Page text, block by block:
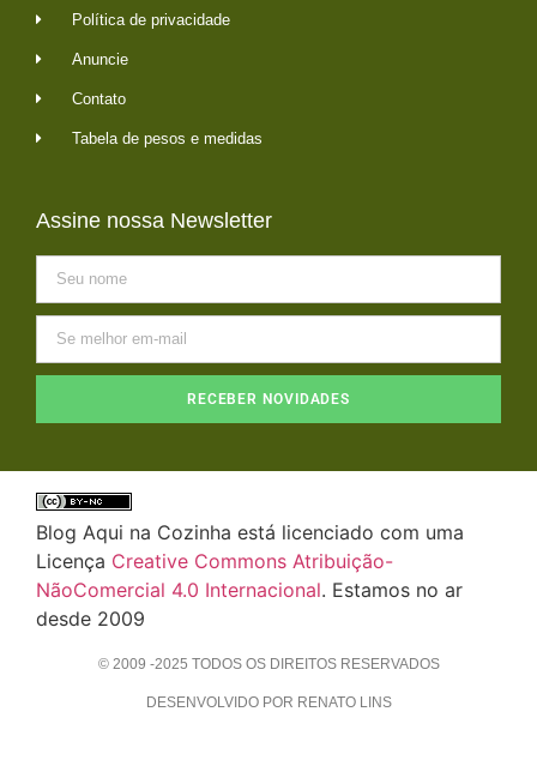
Política de privacidade
Anuncie
Contato
Tabela de pesos e medidas
Assine nossa Newsletter
RECEBER NOVIDADES
Blog Aqui na Cozinha está licenciado com uma
Licença Creative Commons Atribuição-
NãoComercial 4.0 Internacional. Estamos no ar
desde 2009
© 2009 -2025 TODOS OS DIREITOS RESERVADOS
DESENVOLVIDO POR RENATO LINS